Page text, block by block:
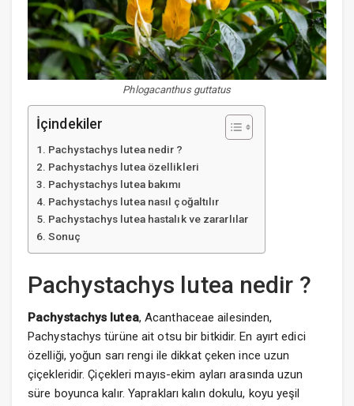
Phlogacanthus guttatus
İçindekiler
Pachystachys lutea nedir ?
Pachystachys lutea özellikleri
Pachystachys lutea bakımı
Pachystachys lutea nasıl çoğaltılır
Pachystachys lutea hastalık ve zararlılar
Sonuç
Pachystachys lutea nedir ?
Pachystachys lutea,Acanthaceae ailesinden,
Pachystachys türüne ait otsu bir bitkidir. En ayırt edici
özelliği, yoğun sarı rengi ile dikkat çeken ince uzun
çiçekleridir. Çiçekleri mayıs-ekim ayları arasında uzun
süre boyunca kalır. Yaprakları kalın dokulu, koyu yeşil